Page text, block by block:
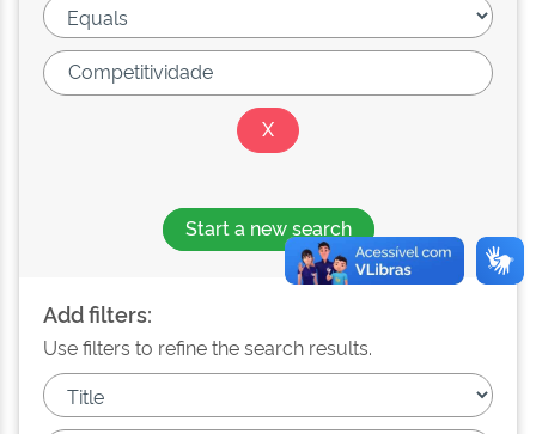
Start a new search
Add filters:
Use filters to refine the search results.